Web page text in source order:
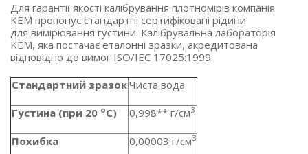
Для гарантії якості калібрування плотномірів компанія
KEM пропонує стандартні сертифіковані рідини
для вимірювання густини. Калібрувальна лабораторія
KEM, яка постачає еталонні зразки, акредитована
відповідно до вимог ISO/IEC 17025:1999.
Стандартний зразокЧиста вода
Густина (при 20 оС) 0,998** г/см3
Похибка 0,00003 г/см3